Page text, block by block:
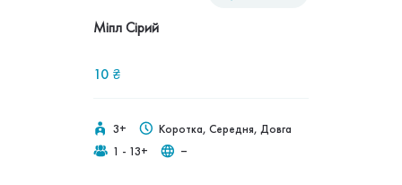
Міпл Сірий
10 ₴
3+
Коротка, Середня, Довга
1 - 13+
‒